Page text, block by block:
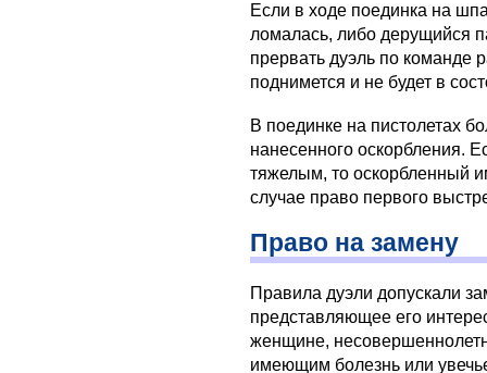
Если в ходе поединка на
ломалась, либо дерущийся
прервать дуэль по команде
поднимется и не будет в
В поединке на пистолетах
нанесенного оскорбления.
тяжелым, то оскорбленный
случае право первого
Право на замену
Правила дуэли допускали
представляющее его
женщине,
имеющим болезнь или